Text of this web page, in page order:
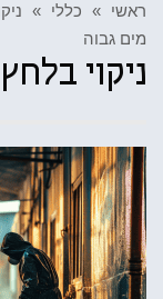
ראשי » כללי »
מים גבוה
ניקוי